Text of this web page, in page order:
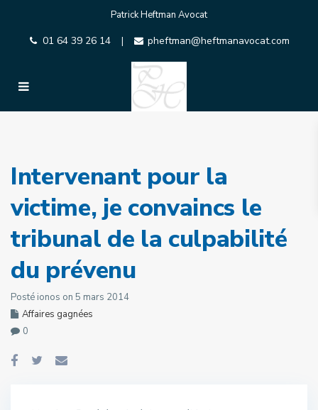
Patrick Heftman Avocat
01 64 39 26 14| pheftman@heftmanavocat.com
Intervenant pour la
victime, je convaincs le
tribunal de la culpabilité
du prévenu
Posté ionos on 5 mars 2014
Affaires gagnées
0